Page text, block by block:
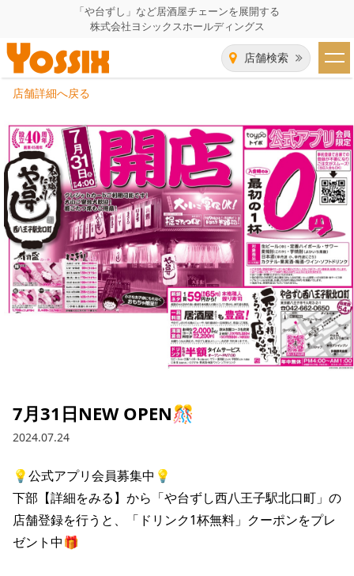
「や台ずし」など居酒屋チェーンを展開する
株式会社ヨシックスホールディングス
店舗検索
HOME
企業情報
企業情報トップ
代表者あいさつ
グループ会社
会社概要
所在地
事業一覧
飲食事業紹介
飲食事業紹介トップ
や台ずし
焼とりてっぱん
玉鋼
せんと
IR（株主・投資家）情報
IR情報トップ
コーポレートガバナンス
業績推移
財政状況
株式情報
IRライブラリ
パート・アルバイト
店舗物件・店舗施工管理業者の募集
お問い合わせ
IRお問い合わせ
ご意見・アンケート（ご来店の方）
プライバシーポリシー
リンク集
店舗詳細へ戻る
7月31日NEW OPEN🎊
2024.07.24
💡公式アプリ会員募集中💡
下部【詳細をみる】から「や台ずし西八王子駅北口町」の
店舗登録を行うと、「ドリンク1杯無料」クーポンをプレ
ゼント中🎁